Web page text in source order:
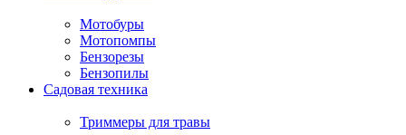
Мотобуры
Мотопомпы
Бензорезы
Бензопилы
Садовая техника
Триммеры для травы